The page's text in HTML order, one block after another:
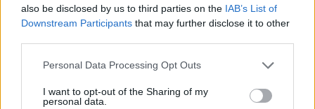
also be disclosed by us to third parties on the IAB’s List of
Downstream Participants that may further disclose it to other
Personal Data Processing Opt Outs
I want to opt-out of the Sharing of my
personal data.
KEDVES OLVASÓNK!
tartozik, melynek olvasása előfizetéses
regisztrációhoz kötött.